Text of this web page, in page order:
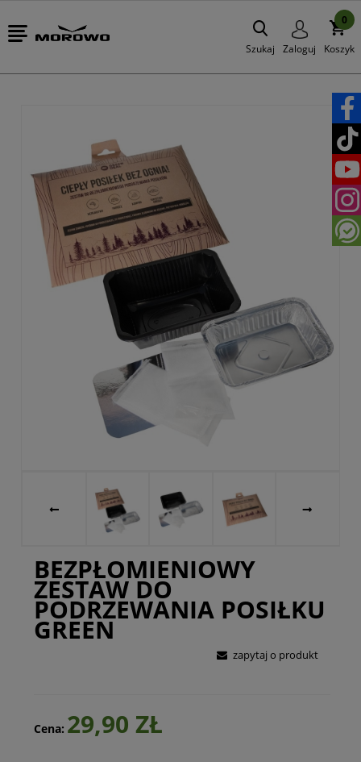
Szukaj Zaloguj Koszyk
0
BEZPŁOMIENIOWY
ZESTAW DO
PODRZEWANIA POSIŁKU
GREEN
zapytaj o produkt
Cena: 29,90 ZŁ